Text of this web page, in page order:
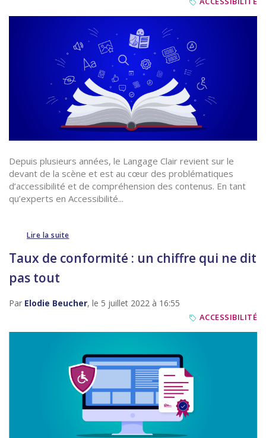
Depuis plusieurs années, le Langage Clair revient sur le
devant de la scène et est au cœur des problématiques
d’accessibilité et de compréhension des contenus. En tant
qu’experts en Accessibilité...
Lire la suite
Taux de conformité : un chiffre qui ne dit
pas tout
Par Elodie Beucher, le 5 juillet 2022 à 16:55
ACCESSIBILITÉ